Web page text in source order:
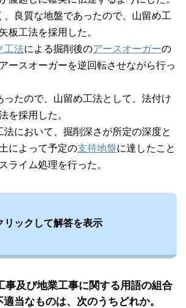
、良質な地盤であったので、山留め工
板工法を採用した。
工法による掘削後のアースオーガーの
ースオーガーを逆回転させながら行っ
ったので、山留め工法として、法付け
を採用した。
法において、掘削深さが所定の深度と
によって予定の支持地盤に達したこと
ライム処理を行った。
リックして解答を表示
事及び地業工事に関する用語の組合
当なものは、次のうちどれか。